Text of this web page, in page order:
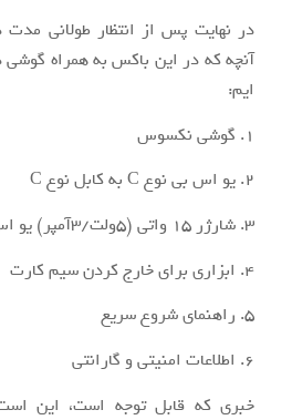
در نهایت پس از انتظار طولانی مدت
آنچه که در این باکس به همراه گوشی
ایم:
۱. گوشی نکسوس
۲. یو اس بی نوع C به کابل نوع C
۳. شارژر ۱۵ واتی (۵ولت/۳آمپر) یو اس بی نوع C
۴. ابزاری برای خارج کردن سیم کارت
۵. راهنمای شروع سریع
۶. اطلاعات امنیتی و گارانتی
خبری که قابل توجه است، این